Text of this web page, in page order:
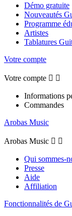
Démo gratuite
Nouveautés
Programme
Artistes
Tablatures
Votre compte
Votre compte  
Informations
Commandes
Arobas Music
Arobas Music  
Qui sommes-
Presse
Aide
Affiliation
Fonctionnalités de